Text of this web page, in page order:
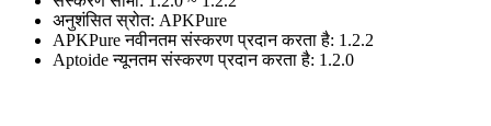
अनुशंसित स्रोत: APKPure
APKPure नवीनतम संस्करण प्रदान करता है: 1.2.2
Aptoide न्यूनतम संस्करण प्रदान करता है: 1.2.0